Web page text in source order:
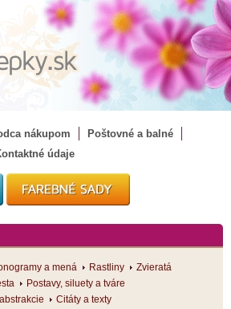
nákupom
Poštovné a balné
údaje
a mená Rastliny
Zvieratá
Postavy, siluety a tváre
Citáty a texty